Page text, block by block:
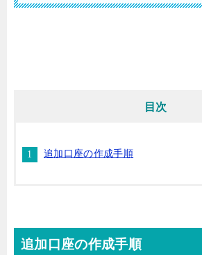
目次
追加口座の作成手順
追加口座の作成手順